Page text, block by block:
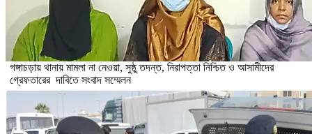
গঙ্গাচড়ায় থানায় মামলা না নেওয়া, সুষ্ঠু তদন্ত, নিরাপত্তা নিশ্চিত ও আসামীদের
গ্রেফতারের দাবিতে সংবাদ সম্মেলন